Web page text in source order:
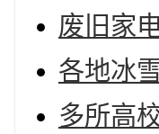
废旧家
各地冰
多所高